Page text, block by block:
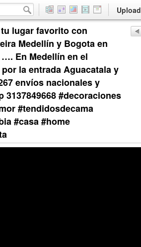
Upload
lugar favorito con
Medellín y Bogota en
En Medellín en el
la entrada Aguacatala y
envíos nacionales y
#decoraciones
#tendidosdecama
#casa #home